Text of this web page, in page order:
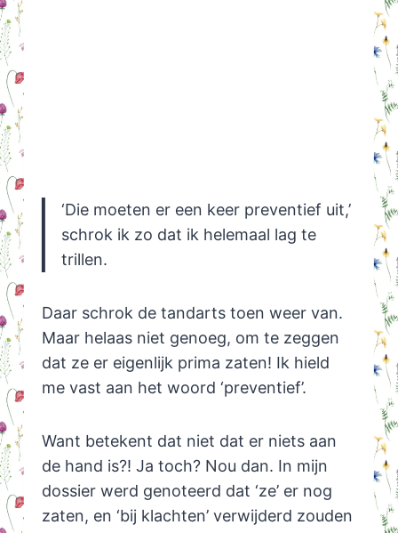
‘Die moeten er een keer preventief uit,’
schrok ik zo dat ik helemaal lag te
trillen.
Daar schrok de tandarts toen weer van.
Maar helaas niet genoeg, om te zeggen
dat ze er eigenlijk prima zaten! Ik hield
me vast aan het woord ‘preventief’.
Want betekent dat niet dat er niets aan
de hand is?! Ja toch? Nou dan. In mijn
dossier werd genoteerd dat ‘ze’ er nog
zaten, en ‘bij klachten’ verwijderd zouden